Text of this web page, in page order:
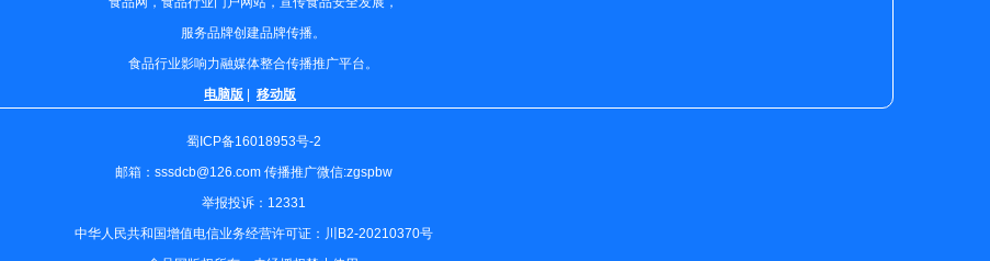
服务品牌创建品牌传播。
食品行业影响力融媒体整合传播推广平台。
电脑版| 移动版
蜀ICP备16018953号-2
邮箱：sssdcb@126.com 传播推广微信:zgspbw
举报投诉：12331
中华人民共和国增值电信业务经营许可证：川B2-20210370号